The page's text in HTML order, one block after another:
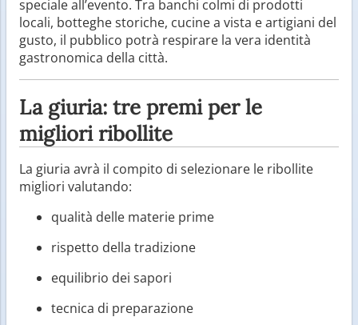
speciale all’evento. Tra banchi colmi di prodotti
locali, botteghe storiche, cucine a vista e artigiani del
gusto, il pubblico potrà respirare la vera identità
gastronomica della città.
La giuria: tre premi per le
migliori ribollite
La giuria avrà il compito di selezionare le ribollite
migliori valutando:
qualità delle materie prime
rispetto della tradizione
equilibrio dei sapori
tecnica di preparazione